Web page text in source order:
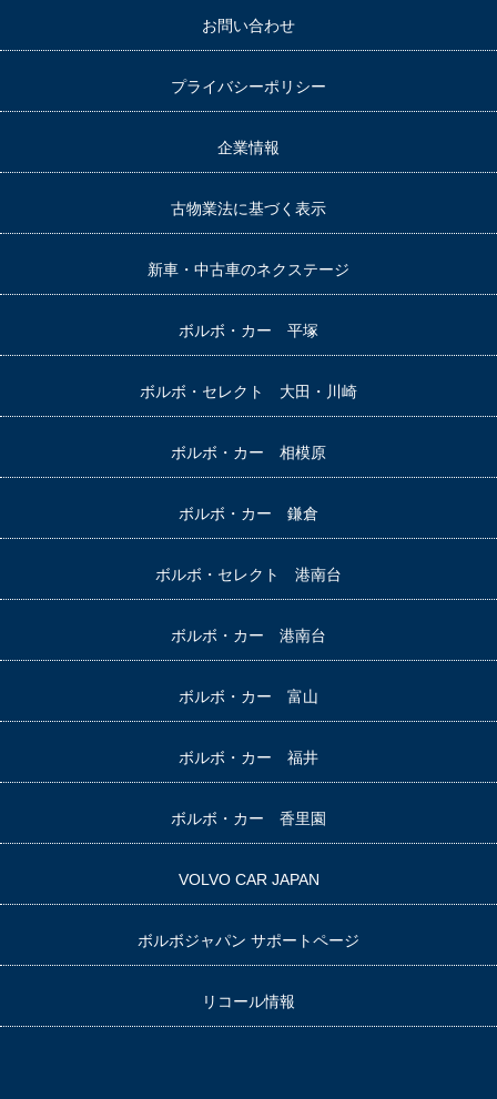
お問い合わせ
プライバシーポリシー
企業情報
古物業法に基づく表示
新車・中古車のネクステージ
ボルボ・カー 平塚
ボルボ・セレクト 大田・川崎
ボルボ・カー 相模原
ボルボ・カー 鎌倉
ボルボ・セレクト 港南台
ボルボ・カー 港南台
ボルボ・カー 富山
ボルボ・カー 福井
ボルボ・カー 香里園
VOLVO CAR JAPAN
ボルボジャパン サポートページ
リコール情報